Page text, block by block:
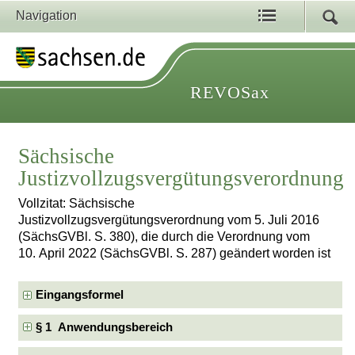
Navigation
REVOSax
Sächsische
Justizvollzugsvergütungsverordnung
Vollzitat: Sächsische
Justizvollzugsvergütungsverordnung vom 5. Juli 2016
(SächsGVBl. S. 380), die durch die Verordnung vom
10. April 2022 (SächsGVBl. S. 287) geändert worden ist
Eingangsformel
§ 1 Anwendungsbereich